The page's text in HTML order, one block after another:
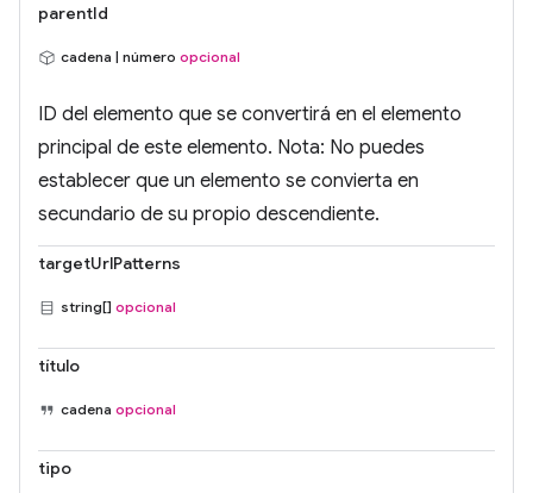
parentId
cadena | número opcional
ID del elemento que se convertirá en el elemento
principal de este elemento. Nota: No puedes
establecer que un elemento se convierta en
secundario de su propio descendiente.
targetUrlPatterns
string[] opcional
título
cadena opcional
tipo